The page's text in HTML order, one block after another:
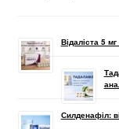
Відаліста 5
Силденафіл: